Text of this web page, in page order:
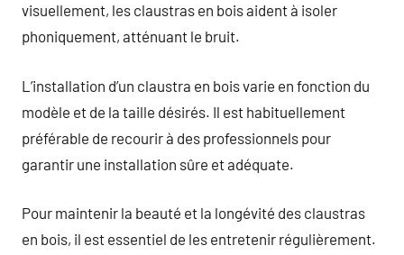
visuellement, les claustras en bois aident à isoler
phoniquement, atténuant le bruit.
L’installation d’un claustra en bois varie en fonction du
modèle et de la taille désirés. Il est habituellement
préférable de recourir à des professionnels pour
garantir une installation sûre et adéquate.
Pour maintenir la beauté et la longévité des claustras
en bois, il est essentiel de les entretenir régulièrement.